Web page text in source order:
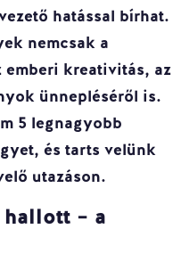
hatással bírhat.
nemcsak a
emberi kreativitás, az
ünnepléséről is.
5 legnagyobb
és tarts velünk
utazáson.
– a